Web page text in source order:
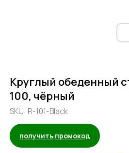
Круглый обеденный
100, чёрный
SKU: R-101-Black
получить промокод